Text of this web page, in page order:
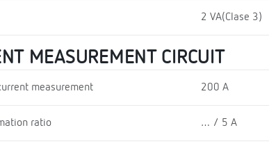
2 VA(Clase 3)
MEASUREMENT CIRCUIT
measurement 200 A
ratio … / 5 A